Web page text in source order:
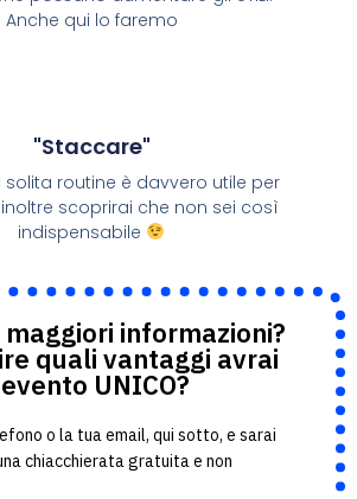
Anche qui lo faremo
"staccare"
solita routine è davvero utile per
scoprirai che non sei così
indispensabile
maggiori informazioni?
quali vantaggi avrai
UNICO?
o la tua email, qui sotto, e sarai
chiacchierata gratuita e non